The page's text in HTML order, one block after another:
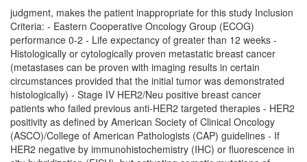
judgment, makes the patient inappropriate for this study Inclusion
Criteria: - Eastern Cooperative Oncology Group (ECOG)
performance 0-2 - Life expectancy of greater than 12 weeks -
Histologically or cytologically proven metastatic breast cancer
(metastases can be proven with imaging results in certain
circumstances provided that the initial tumor was demonstrated
histologically) - Stage IV HER2/Neu positive breast cancer
patients who failed previous anti-HER2 targeted therapies - HER2
positivity as defined by American Society of Clinical Oncology
(ASCO)/College of American Pathologists (CAP) guidelines - If
HER2 negative by immunohistochemistry (IHC) or fluorescence in